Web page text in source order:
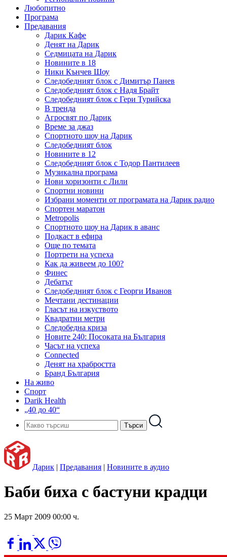
Любопитно
Програма
Предавания
Дарик Кафе
Денят на Дарик
Седмицата на Дарик
Новините в 18
Ники Кънчев Шоу
Следобедният блок с Димитър Панев
Следобедният блок с Надя Брайт
Следобедният блок с Гери Турийска
В тренда
Агросвят по Дарик
Време за джаз
Спортното шоу на Дарик
Следобедният блок
Новините в 12
Следобедният блок с Тодор Пантилеев
Музикална програма
Нови хоризонти с Лили
Спортни новини
Избрани моменти от програмата на Дарик радио
Спортен маратон
Metropolis
Спортното шоу на Дарик в аванс
Подкаст в ефира
Още по темата
Портрети на успеха
Как да живеем до 100?
Финес
Дебатът
Следобедният блок с Георги Иванов
Мечтани дестинации
Гласът на изкуството
Квадратни метри
Следобедна криза
Новите 240: Посоката на България
Часът на успеха
Connected
Денят на храбростта
Бранд България
На живо
Спорт
Darik Health
„40 до 40“
Дарик | Предавания | Новините в аудио
Баби биха с бастуни крадци
25 Март 2009 00:00 ч.